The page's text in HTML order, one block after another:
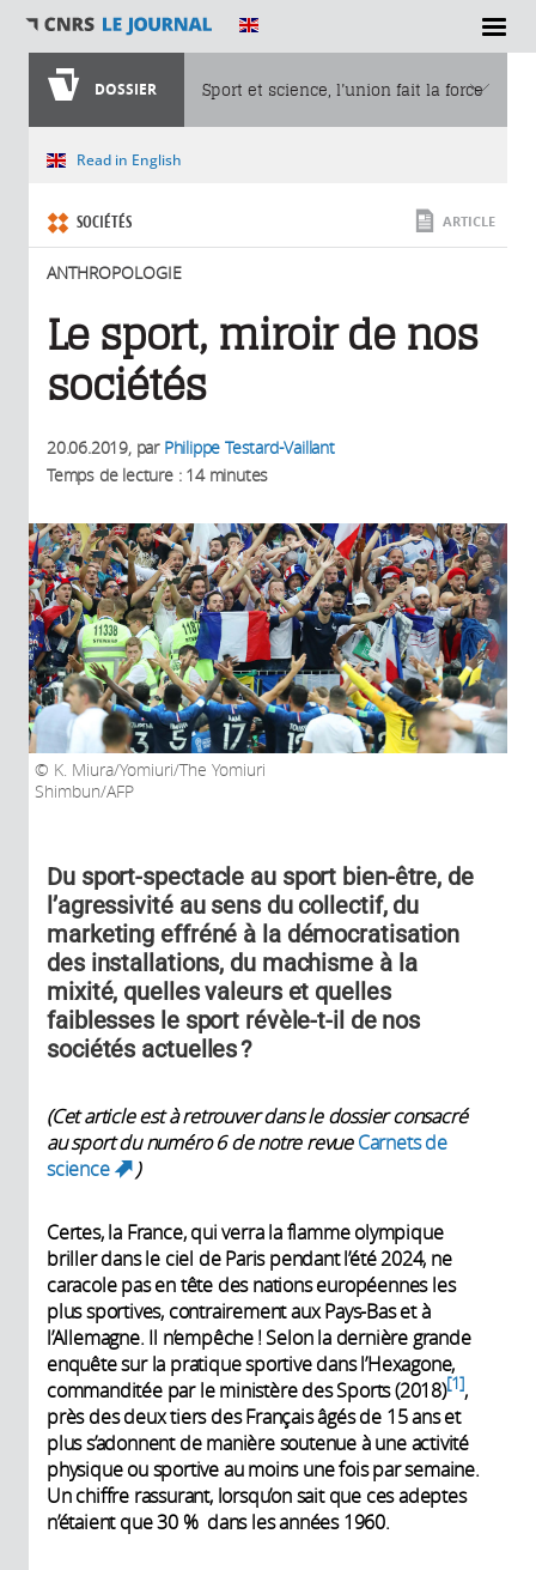
SECTIONS
DOSSIER Sport et science, l’union fait la force
Vous êtes ici
Read in English
SOCIÉTÉS
ANTHROPOLOGIE
ARTICLE
Le sport, miroir de nos
sociétés
20.06.2019, par Philippe Testard-Vaillant
Temps de lecture : 14 minutes
K. Miura/Yomiuri/The Yomiuri
Shimbun/AFP
Du sport-spectacle au sport bien-être, de
l’agressivité au sens du collectif, du
marketing effréné à la démocratisation
des installations, du machisme à la
mixité, quelles valeurs et quelles
faiblesses le sport révèle-t-il de nos
sociétés actuelles ?
(Cet article est à retrouver dans le dossier consacré
au sport du numéro 6 de notre revueCarnets de
science
(link is external)
)
Certes, la France, qui verra la flamme olympique
briller dans le ciel de Paris pendant l’été 2024, ne
caracole pas en tête des nations européennes les
plus sportives, contrairement aux Pays-Bas et à
l’Allemagne. Il n’empêche ! Selon la dernière grande
enquête sur la pratique sportive dans l’Hexagone,
commanditée par le ministère des Sports (2018) 1 ,
près des deux tiers des Français âgés de 15 ans et
plus s’adonnent de manière soutenue à une activité
physique ou sportive au moins une fois par semaine.
Un chiffre rassurant, lorsqu’on sait que ces adeptes
n’étaient que 30 % dans les années 1960.